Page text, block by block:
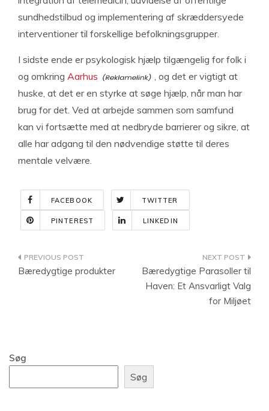
sundhedstilbud og implementering af skræddersyede
interventioner til forskellige befolkningsgrupper.
I sidste ende er psykologisk hjælp tilgængelig for folk i
og omkring Aarhus
, og det er vigtigt at
huske, at det er en styrke at søge hjælp, når man har
brug for det. Ved at arbejde sammen som samfund
kan vi fortsætte med at nedbryde barrierer og sikre, at
alle har adgang til den nødvendige støtte til deres
mentale velvære.
FACEBOOK TWITTER
PINTEREST LINKEDIN
Indlægsnavigation
Bæredygtige produkter
Bæredygtige Parasoller til
Haven: Et Ansvarligt Valg
for Miljøet
Søg
Søg